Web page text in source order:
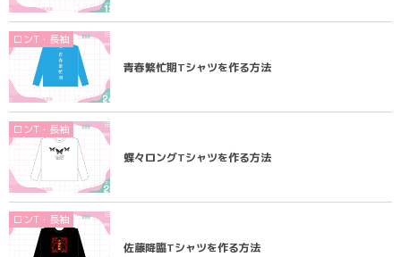
ロンT・長袖
青春繁忙期Tシャツを作る方法
ロンT・長袖
蝶々ロングTシャツを作る方法
ロンT・長袖
佐藤降臨Tシャツを作る方法